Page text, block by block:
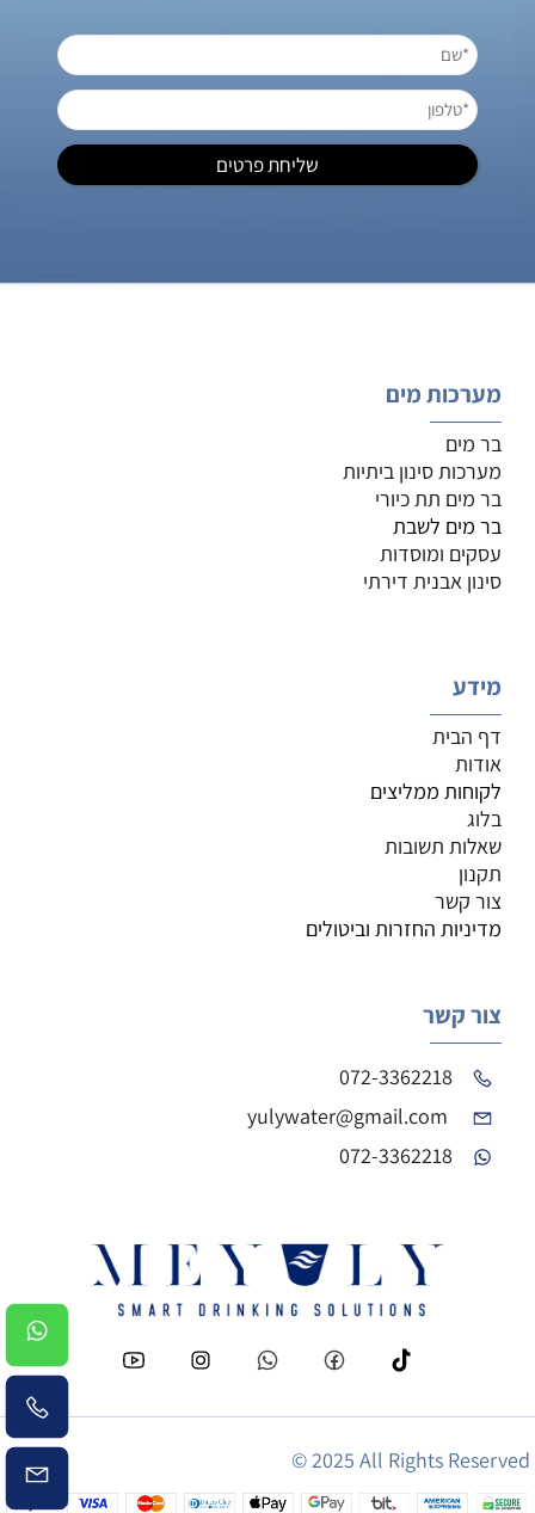
מערכות מים
בר מים
מערכות סינון ביתיות
בר מים תת כיורי
בר מים לשבת
עסקים ומוסדות
סינון אבנית דירתי
מידע
דף הבית
אודות
לקוחות ממליצים
בלוג
שאלות תשובות
תקנון
צור קשר
מדיניות החזרות וביטולים
צור קשר
072-3362218
072-3362218
© 2025 All Rights Reserved